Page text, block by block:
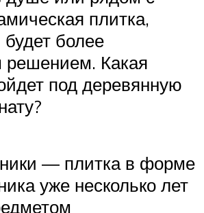
плитка,
более
решением. Какая
под деревянную
— плитка в форме
уже несколько лет